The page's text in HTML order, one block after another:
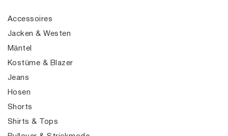
Accessoires
Jacken & Westen
Mäntel
Kostüme & Blazer
Jeans
Hosen
Shorts
Shirts & Tops